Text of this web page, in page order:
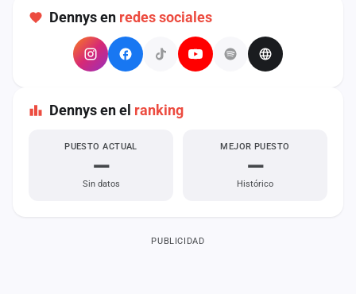
Dennys en redes sociales
Dennys en el ranking
PUESTO ACTUAL
—
Sin datos
MEJOR PUESTO
—
Histórico
PUBLICIDAD